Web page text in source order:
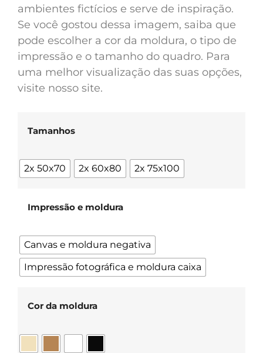
ambientes fictícios e serve de inspiração.
Se você gostou dessa imagem, saiba que
pode escolher a cor da moldura, o tipo de
impressão e o tamanho do quadro. Para
uma melhor visualização das suas opções,
visite nosso site.
Tamanhos
2x 50x70 2x 60x80 2x 75x100
Impressão e moldura
Canvas e moldura negativa
Impressão fotográfica e moldura caixa
Cor da moldura